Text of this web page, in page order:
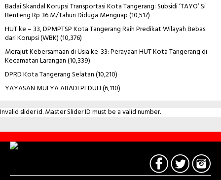
Badai Skandal Korupsi Transportasi Kota Tangerang: Subsidi ‘TAYO’ Si
Benteng Rp 36 M/Tahun Diduga Menguap(10,517)
HUT ke – 33, DPMPTSP Kota Tangerang Raih Predikat Wilayah Bebas
dari Korupsi (WBK)(10,376)
Merajut Kebersamaan di Usia ke-33: Perayaan HUT Kota Tangerang di
Kecamatan Larangan(10,339)
DPRD Kota Tangerang Selatan(10,210)
YAYASAN MULYA ABADI PEDULI(6,110)
Invalid slider id. Master Slider ID must be a valid number.
Contact
Us